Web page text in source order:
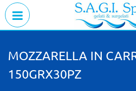
MOZZARELLA IN
150GRX30PZ